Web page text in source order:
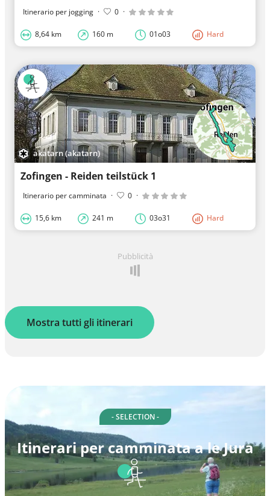
Itinerario per jogging · 0 ·
8,64 km 160 m 01o03 Hard
akatarn (akatarn)
Zofingen - Reiden teilstück 1
Itinerario per camminata · 0 ·
15,6 km 241 m 03o31 Hard
Pubblicità
Mostra tutti gli itinerari
- SELECTION -
Itinerari per camminata a le Jura